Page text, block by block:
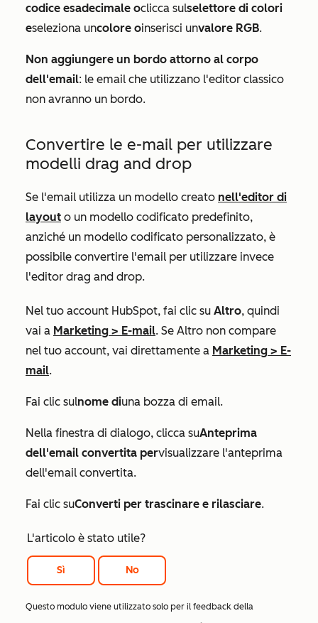
codice esadecimale oclicca sulselettore di colori
eseleziona uncolore oinserisci unvalore RGB.
Non aggiungere un bordo attorno al corpo
dell'email: le email che utilizzano l'editor classico
non avranno un bordo.
Convertire le e-mail per utilizzare
modelli drag and drop
Se l'email utilizza un modello creato nell'editor di
layout o un modello codificato predefinito,
anziché un modello codificato personalizzato, è
possibile convertire l'email per utilizzare invece
l'editor drag and drop.
Nel tuo account HubSpot, fai clic su Altro, quindi
vai a Marketing > E-mail. Se Altro non compare
nel tuo account, vai direttamente a Marketing > E-
mail.
Fai clic sulnome diuna bozza di email.
Nella finestra di dialogo, clicca suAnteprima
dell'email convertita pervisualizzare l'anteprima
dell'email convertita.
Fai clic suConverti per trascinare e rilasciare.
L'articolo è stato utile?
Sì No
Questo modulo viene utilizzato solo per il feedback della